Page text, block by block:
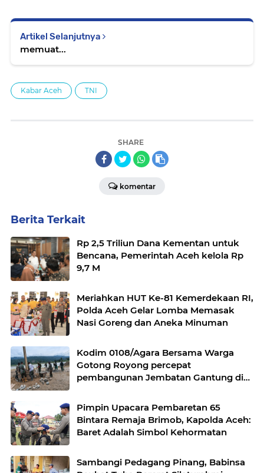
Artikel Selanjutnya
memuat...
Kabar Aceh TNI
SHARE
komentar
Berita Terkait
Rp 2,5 Triliun Dana Kementan untuk
Bencana, Pemerintah Aceh kelola Rp
9,7 M
Meriahkan HUT Ke-81 Kemerdekaan RI,
Polda Aceh Gelar Lomba Memasak
Nasi Goreng dan Aneka Minuman
Kodim 0108/Agara Bersama Warga
Gotong Royong percepat
pembangunan Jembatan Gantung di
Pimpin Upacara Pembaretan 65
Bintara Remaja Brimob, Kapolda Aceh:
Baret Adalah Simbol Kehormatan
Sambangi Pedagang Pinang, Babinsa